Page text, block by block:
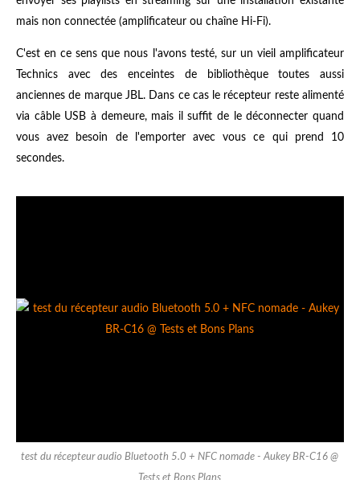
mais non connectée (amplificateur ou chaîne Hi-Fi).
C'est en ce sens que nous l'avons testé, sur un vieil amplificateur
Technics avec des enceintes de bibliothèque toutes aussi
anciennes de marque JBL. Dans ce cas le récepteur reste alimenté
via câble USB à demeure, mais il suffit de le déconnecter quand
vous avez besoin de l'emporter avec vous ce qui prend 10
secondes.
test du récepteur audio Bluetooth 5.0 + NFC nomade - Aukey BR-C16 @
Tests et Bons Plans